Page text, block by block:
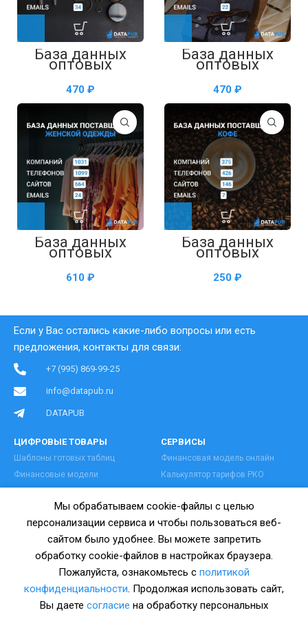
База данных
оптовых
поставщиков
косметики —
таблица в Excel
₽
База данных
оптовых
поставщиков
мужской одежды
— таблица в
Excel
₽
База данных
оптовых
поставщиков
женской одежды
— таблица в
₽
База данных
оптовых
поставщиков
кофе — таблица
в Excel
₽
Если у Вас остались какие-либо вопросы или есть
предложения, контакты для связи:
+7 (995) 869-99-25
info@datapub.ru
DATAPUB
ЦИФРОВЫЕ ТОВАРЫ
Шаблоны готовых таблиц
Финансовые модели
Базы данных поставщиков
СЕРВИСЫ
Финансовая модель онлайн
Калькулятор тарифов РКО
Регистрация бизнеса
ПОКУПАТЕЛЯМ
Бонусы клиентам
О нас
ПРАВОВАЯ ИНФОРМАЦИЯ
Публичная оферта
Пользовательское соглашение
Политика конфиденциальности
Согласие на обработку ПДН
Мы обрабатываем cookie-файлы с целью
персонализации сервиса и чтобы пользоваться веб-
сайтом было удобнее. Вы можете запретить
обработку cookie-файлов в настройках браузера.
Пожалуйста, ознакомьтесь с политикой
конфиденциальности. Продолжая использовать сайт,
Вы даете согласие на обработку персональных